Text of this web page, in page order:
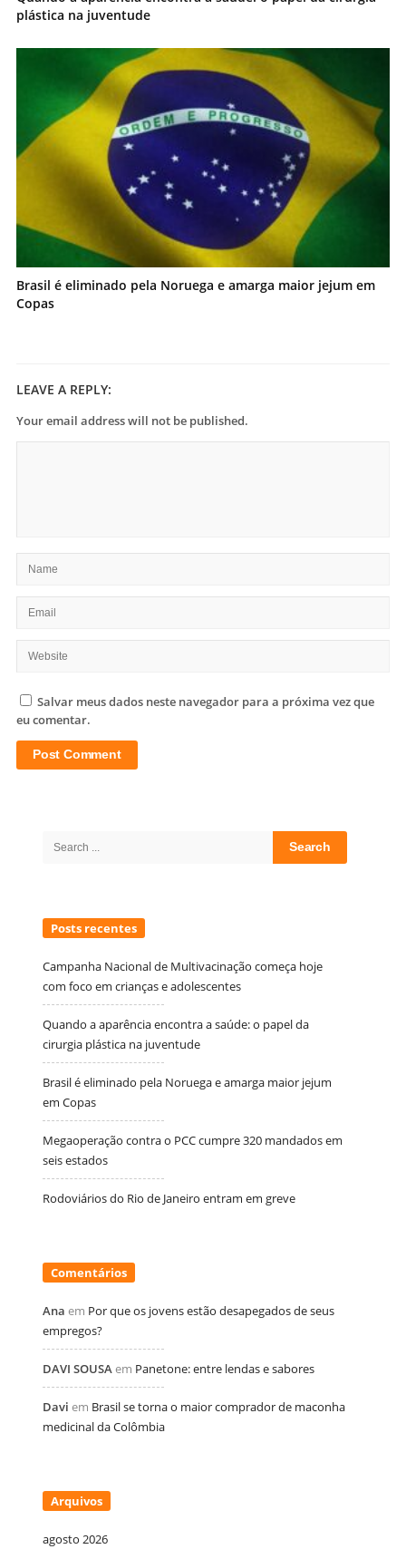
plástica na juventude
Brasil é eliminado pela Noruega e amarga maior jejum em
Copas
LEAVE A REPLY:
Your email address will not be published.
Salvar meus dados neste navegador para a próxima vez que
eu comentar.
Search
Posts recentes
Campanha Nacional de Multivacinação começa hoje
com foco em crianças e adolescentes
Quando a aparência encontra a saúde: o papel da
cirurgia plástica na juventude
Brasil é eliminado pela Noruega e amarga maior jejum
em Copas
Megaoperação contra o PCC cumpre 320 mandados em
seis estados
Rodoviários do Rio de Janeiro entram em greve
Comentários
Ana em Por que os jovens estão desapegados de seus
empregos?
DAVI SOUSAem Panetone: entre lendas e sabores
Davi em Brasil se torna o maior comprador de maconha
medicinal da Colômbia
Arquivos
agosto 2026